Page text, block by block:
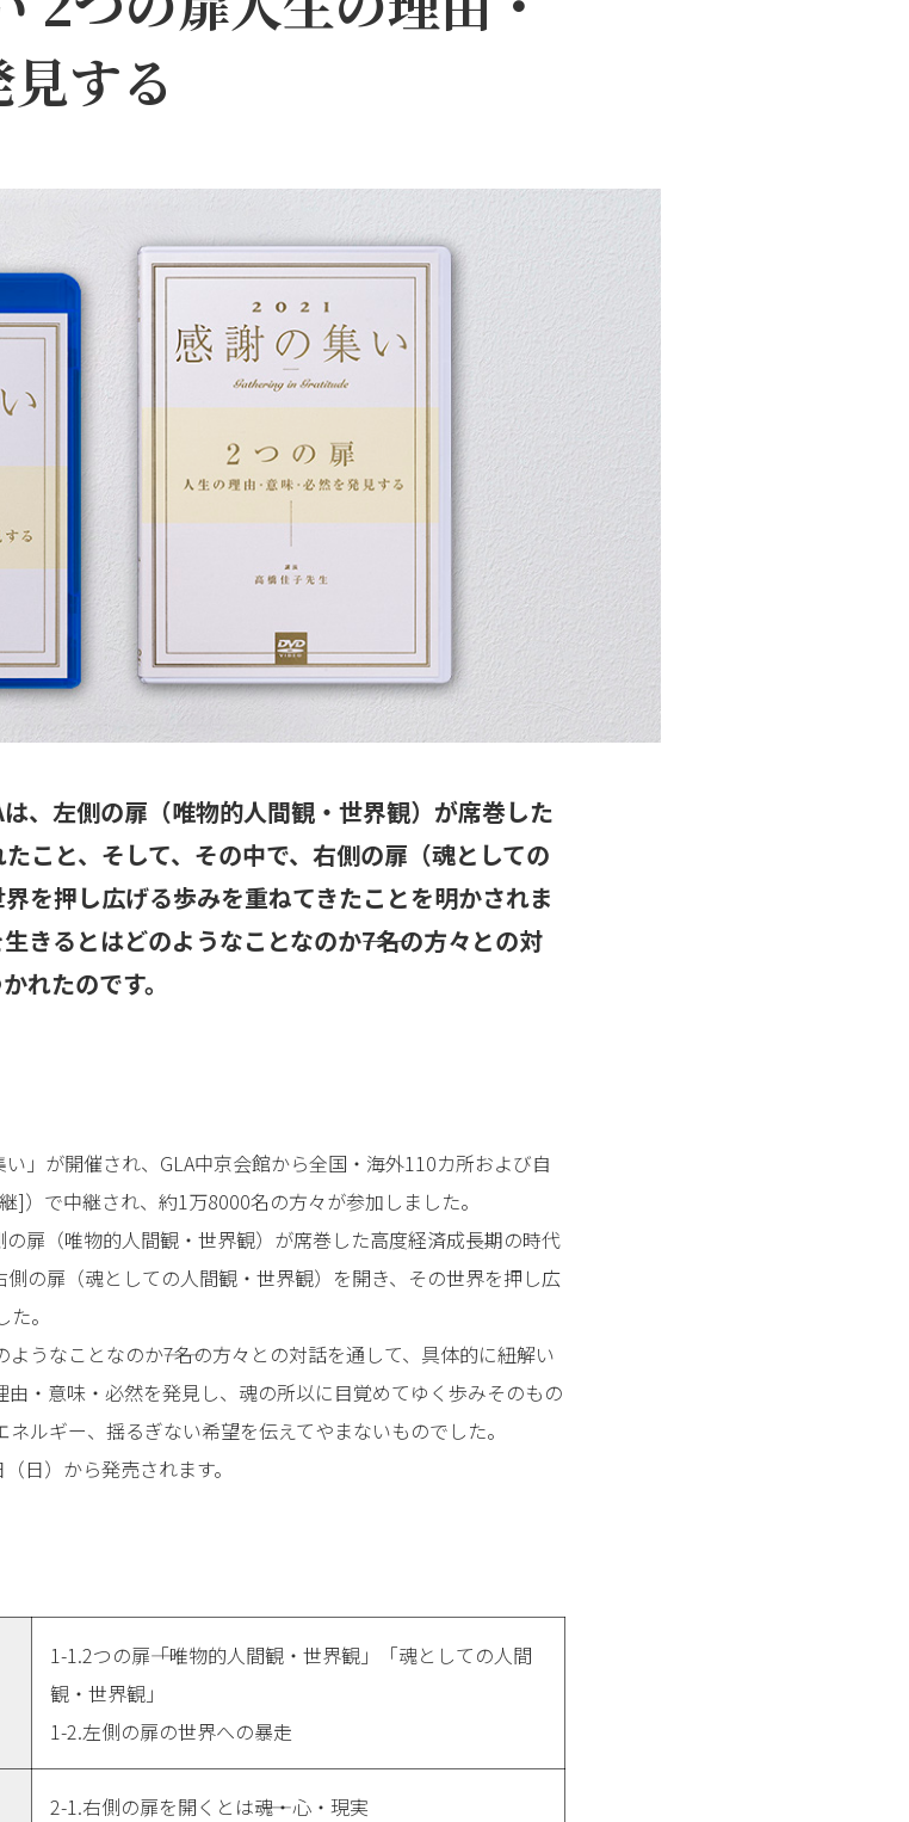
する
、左側の扉（唯物的人間観・世界観）が席巻した
こと、そして、その中で、右側の扉（魂としての
を押し広げる歩みを重ねてきたことを明かされま
きるとはどのようなことなのか――7名の方々との対
れたのです。
」が開催され、GLA中京会館から全国・海外110カ所および自
]）で中継され、約1万8000名の方々が参加しました。
扉（唯物的人間観・世界観）が席巻した高度経済成長期の時代
の扉（魂としての人間観・世界観）を開き、その世界を押し広
。
うなことなのか――7名の方々との対話を通して、具体的に紐解い
・意味・必然を発見し、魂の所以に目覚めてゆく歩みそのもの
ルギー、揺るぎない希望を伝えてやまないものでした。
日）から発売されます。
1-1.2つの扉――「唯物的人間観・世界観」「魂としての人間
観・世界観」
1-2.左側の扉の世界への暴走
2-1.右側の扉を開くとは――魂・心・現実